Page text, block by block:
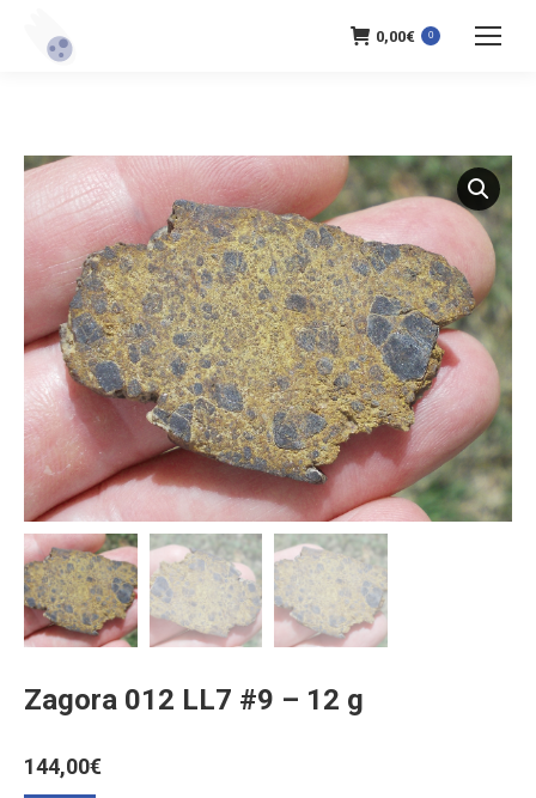
0,00€ 0
Zagora 012 LL7 #9 – 12 g
144,00€